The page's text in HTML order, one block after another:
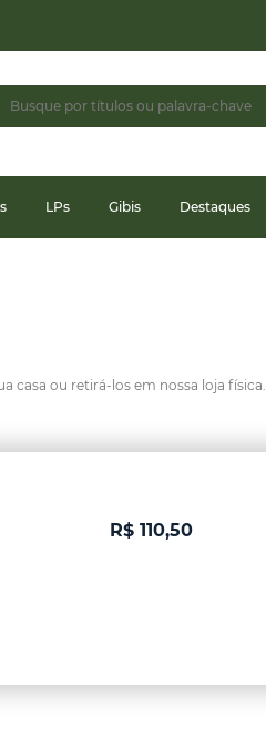
LPs Gibis Destaques
casa ou retirá-los em nossa loja física.
R$ 110,50